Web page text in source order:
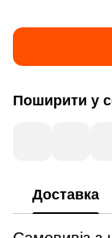
Поширити у
Доставка